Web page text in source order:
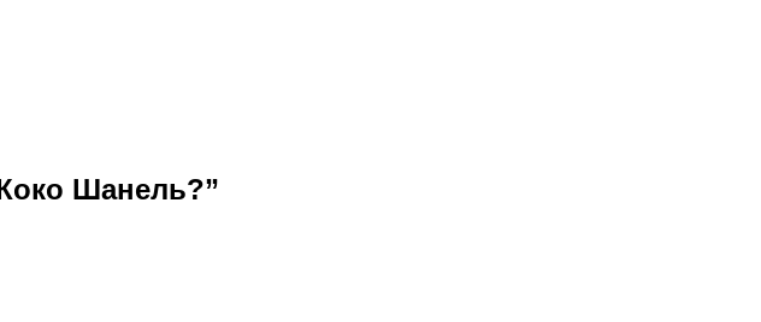
Шанель?”